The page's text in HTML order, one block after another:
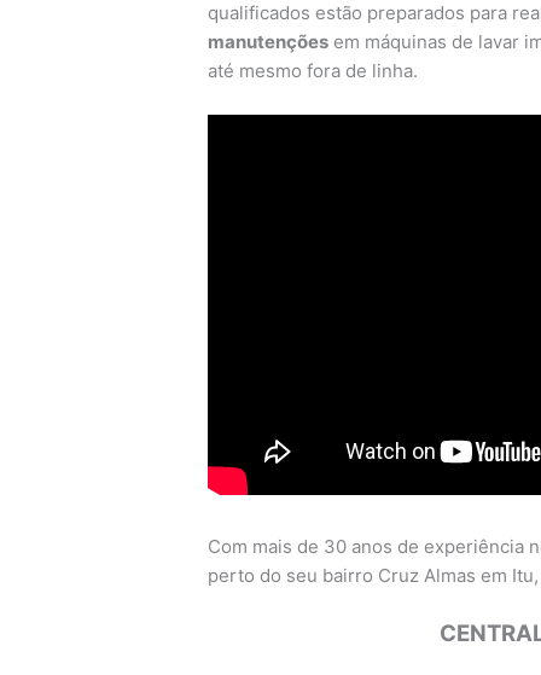
qualificados estão preparados para
manutenções em máquinas de lavar
até mesmo fora de linha.
Com mais de 30 anos de experiência
perto do seu bairro Cruz Almas em